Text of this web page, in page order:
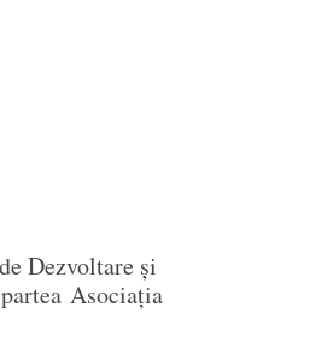
Dezvoltare și
Asociația